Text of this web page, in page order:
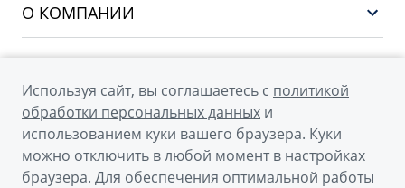
CITYRAY
ATLAS
OKAVANGO
MONJARO
О КОМПАНИИ
Новости
Наша команда
Правовая информация
Мы в соцсетях
Используя сайт, вы соглашаетесь с политикой
обработки персональных данных и
использованием куки вашего браузера. Куки
можно отключить в любой момент в настройках
браузера. Для обеспечения оптимальной работы